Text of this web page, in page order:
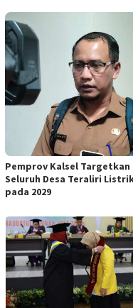
Pemprov Kalsel Targetkan
Seluruh Desa Teraliri
pada 2029